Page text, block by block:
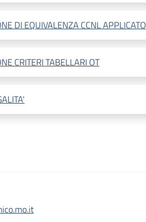
DI EQUIVALENZA CCNL APPLICATO
CRITERI TABELLARI OT